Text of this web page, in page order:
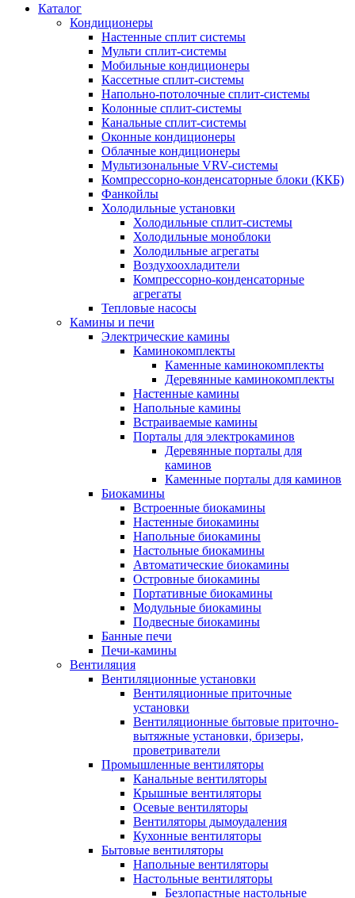
Каталог
Кондиционеры
Настенные сплит системы
Мульти сплит-системы
Мобильные кондиционеры
Кассетные сплит-системы
Напольно-потолочные сплит-системы
Колонные сплит-системы
Канальные сплит-системы
Оконные кондиционеры
Облачные кондиционеры
Мультизональные VRV-системы
Компрессорно-конденсаторные блоки (ККБ)
Фанкойлы
Холодильные установки
Холодильные сплит-системы
Холодильные моноблоки
Холодильные агрегаты
Воздухоохладители
Компрессорно-конденсаторные
агрегаты
Тепловые насосы
Камины и печи
Электрические камины
Каминокомплекты
Каменные каминокомплекты
Деревянные каминокомплекты
Настенные камины
Напольные камины
Встраиваемые камины
Порталы для электрокаминов
Деревянные порталы для
каминов
Каменные порталы для каминов
Биокамины
Встроенные биокамины
Настенные биокамины
Напольные биокамины
Настольные биокамины
Автоматические биокамины
Островные биокамины
Портативные биокамины
Модульные биокамины
Подвесные биокамины
Банные печи
Печи-камины
Вентиляция
Вентиляционные установки
Вентиляционные приточные
установки
Вентиляционные бытовые приточно-
вытяжные установки, бризеры,
проветриватели
Промышленные вентиляторы
Канальные вентиляторы
Крышные вентиляторы
Осевые вентиляторы
Вентиляторы дымоудаления
Кухонные вентиляторы
Бытовые вентиляторы
Напольные вентиляторы
Настольные вентиляторы
Безлопастные настольные